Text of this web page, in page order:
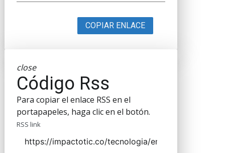
COPIAR ENLACE
close
Código Rss
Para copiar el enlace RSS en el
portapapeles, haga clic en el botón.
RSS link